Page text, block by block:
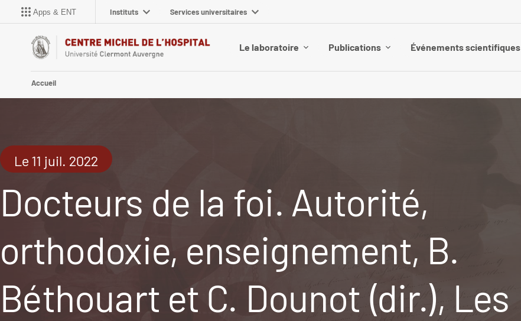
Apps & ENT Instituts Services universitaires
Le laboratoire Publications Événements scientifiques
Accueil
Le 11 juil. 2022
Docteurs de la foi. Autorité,
orthodoxie, enseignement, B.
Béthouart et C. Dounot (dir.), Les